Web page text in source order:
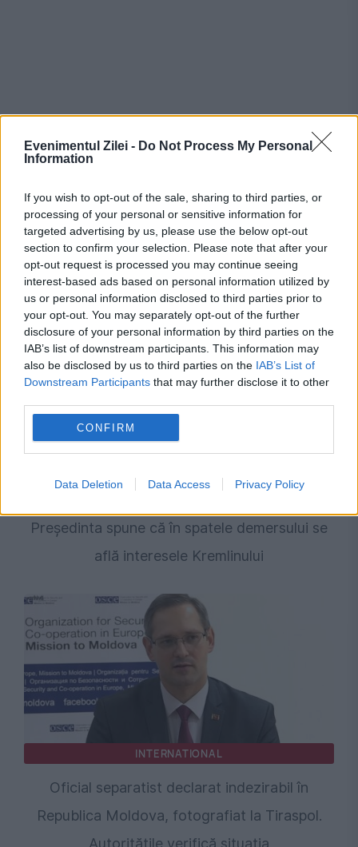
Evenimentul Zilei - Do Not Process My Personal
Information
If you wish to opt-out of the sale, sharing to third parties, or
processing of your personal or sensitive information for
targeted advertising by us, please use the below opt-out
section to confirm your selection. Please note that after your
opt-out request is processed you may continue seeing
interest-based ads based on personal information utilized by
us or personal information disclosed to third parties prior to
your opt-out. You may separately opt-out of the further
disclosure of your personal information by third parties on the
IAB’s list of downstream participants. This information may
also be disclosed by us to third parties on the IAB’s List of
Downstream Participants that may further disclose it to other
CONFIRM
Data Deletion Data Access Privacy Policy
Recomandările noastre
Președinta spune că în spatele demersului se
află interesele Kremlinului
INTERNATIONAL
Oficial separatist declarat indezirabil în
Republica Moldova, fotografiat la Tiraspol.